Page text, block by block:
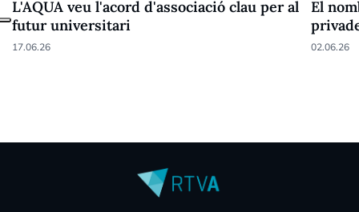
L'AQUA veu l'acord d'associació clau per al
futur universitari
17.06.26
El
02.06.26